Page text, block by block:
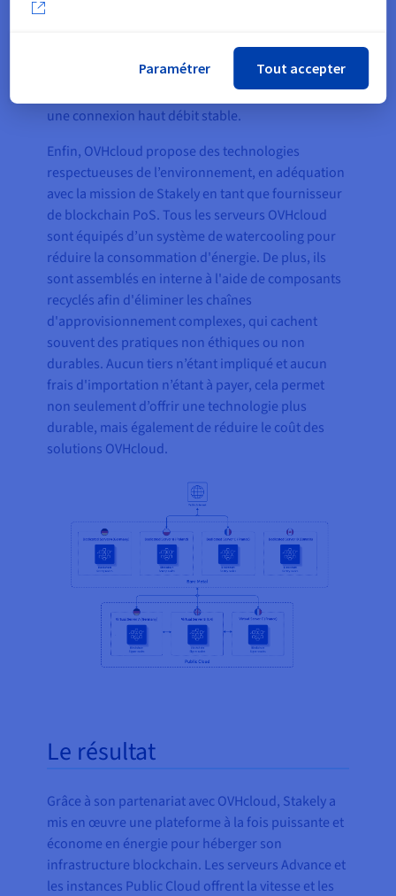
Royaume-Uni, en France et en Allemagne, et
connectée aux serveurs Advance grâce au réseau
privé vRack, qui isole les données d’Internet via
une connexion haut débit stable.
Enfin, OVHcloud propose des technologies
respectueuses de l’environnement, en adéquation
avec la mission de Stakely en tant que fournisseur
de blockchain PoS. Tous les serveurs OVHcloud
sont équipés d’un système de watercooling pour
réduire la consommation d'énergie. De plus, ils
sont assemblés en interne à l'aide de composants
recyclés afin d'éliminer les chaînes
d'approvisionnement complexes, qui cachent
souvent des pratiques non éthiques ou non
durables. Aucun tiers n’étant impliqué et aucun
frais d'importation n’étant à payer, cela permet
non seulement d’offrir une technologie plus
durable, mais également de réduire le coût des
solutions OVHcloud.
Le résultat
Grâce à son partenariat avec OVHcloud, Stakely a
mis en œuvre une plateforme à la fois puissante et
économe en énergie pour héberger son
infrastructure blockchain. Les serveurs Advance et
les instances Public Cloud offrent la vitesse et les
Paramétrer Tout accepter